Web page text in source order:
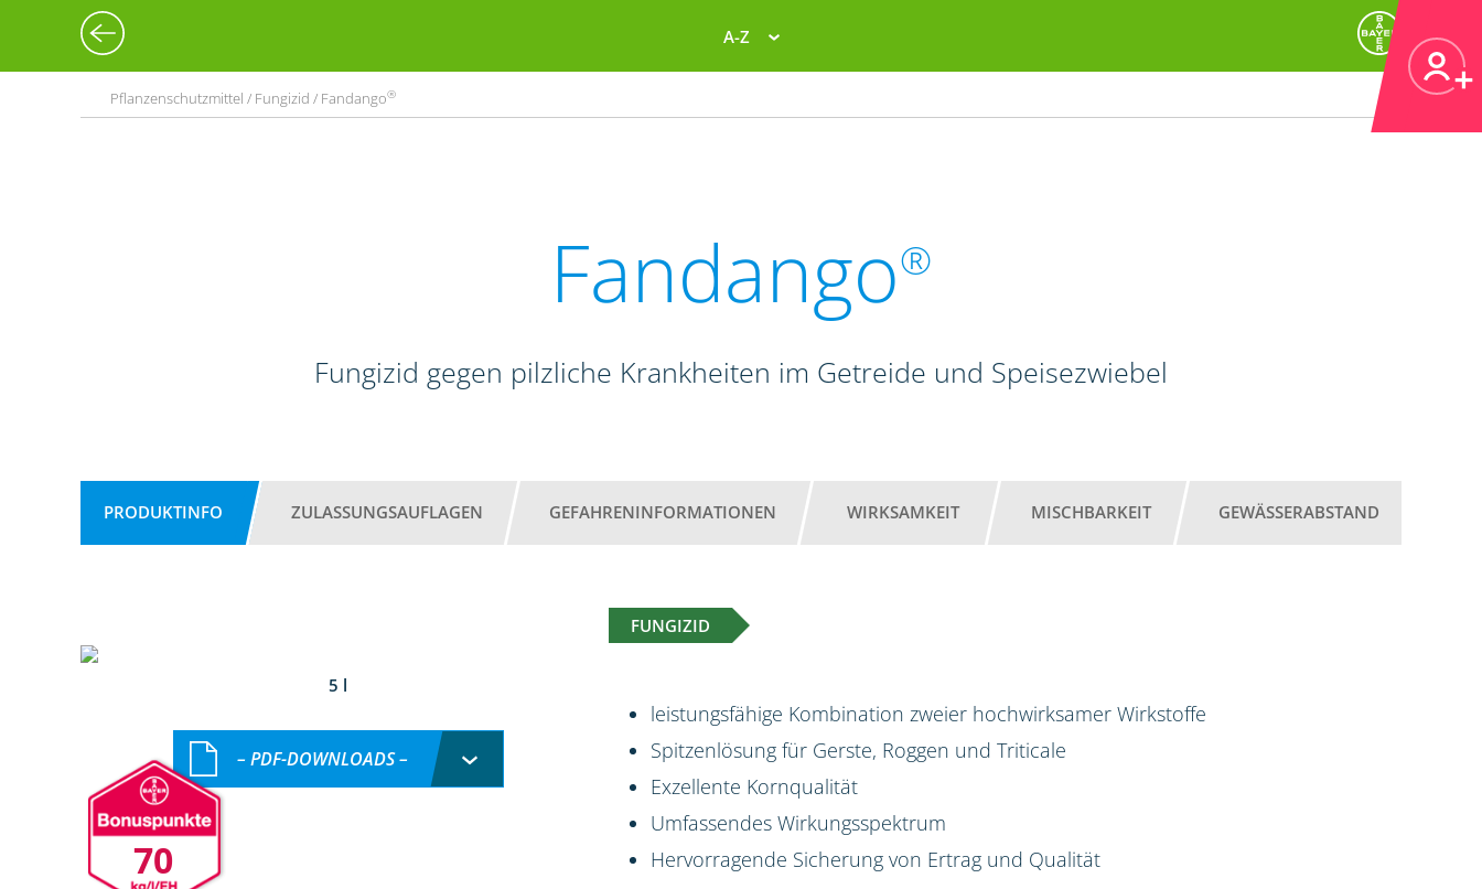
A-Z
Pflanzenschutzmittel / Fungizid / Fandango®
Fandango®
Fungizid gegen pilzliche Krankheiten im Getreide und Speisezwiebel
PRODUKTINFO ZULASSUNGSAUFLAGEN GEFAHRENINFORMATIONEN WIRKSAMKEIT MISCHBARKEIT GEWÄSSERABSTAND
FUNGIZID
5 l
70
– PDF-DOWNLOADS –
leistungsfähige Kombination zweier hochwirksamer Wirkstoffe
Spitzenlösung für Gerste, Roggen und Triticale
Exzellente Kornqualität
Umfassendes Wirkungsspektrum
Hervorragende Sicherung von Ertrag und Qualität